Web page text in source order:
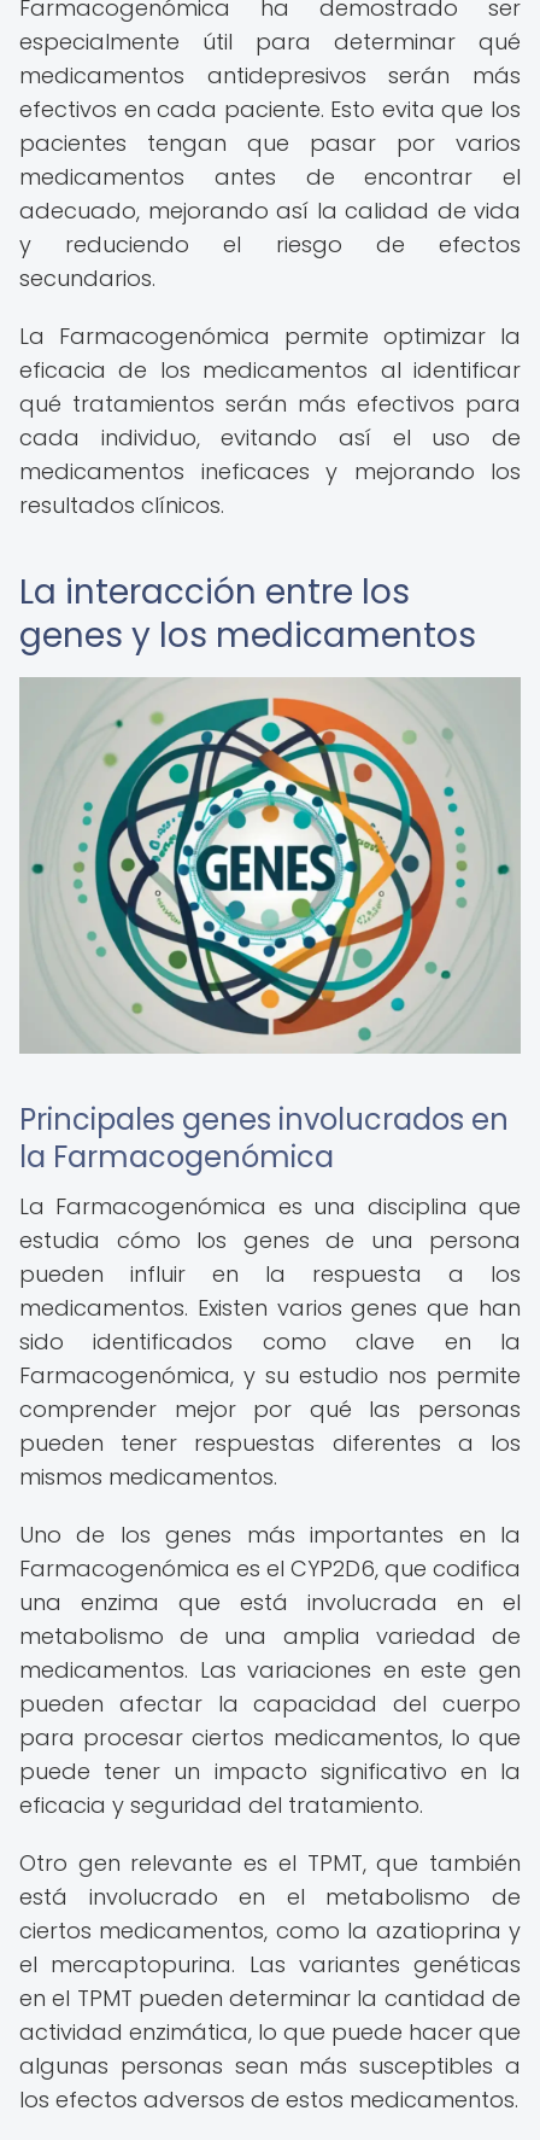
Farmacogenómica ha demostrado ser
especialmente útil para determinar qué
medicamentos antidepresivos serán más
efectivos en cada paciente. Esto evita que los
pacientes tengan que pasar por varios
medicamentos antes de encontrar el
adecuado, mejorando así la calidad de vida
y reduciendo el riesgo de efectos
secundarios.
La Farmacogenómica permite optimizar la
eficacia de los medicamentos al identificar
qué tratamientos serán más efectivos para
cada individuo, evitando así el uso de
medicamentos ineficaces y mejorando los
resultados clínicos.
La interacción entre los
genes y los medicamentos
Principales genes involucrados en
la Farmacogenómica
La Farmacogenómica es una disciplina que
estudia cómo los genes de una persona
pueden influir en la respuesta a los
medicamentos. Existen varios genes que han
sido identificados como clave en la
Farmacogenómica, y su estudio nos permite
comprender mejor por qué las personas
pueden tener respuestas diferentes a los
mismos medicamentos.
Uno de los genes más importantes en la
Farmacogenómica es el CYP2D6, que codifica
una enzima que está involucrada en el
metabolismo de una amplia variedad de
medicamentos. Las variaciones en este gen
pueden afectar la capacidad del cuerpo
para procesar ciertos medicamentos, lo que
puede tener un impacto significativo en la
eficacia y seguridad del tratamiento.
Otro gen relevante es el TPMT, que también
está involucrado en el metabolismo de
ciertos medicamentos, como la azatioprina y
el mercaptopurina. Las variantes genéticas
en el TPMT pueden determinar la cantidad de
actividad enzimática, lo que puede hacer que
algunas personas sean más susceptibles a
los efectos adversos de estos medicamentos.